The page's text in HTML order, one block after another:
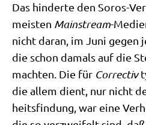
Das hin­der­te den Sor­os-
mei­sten Main­stream-
nicht dar­an, im Juni gegen
die schon damals auf die
mach­ten. Die für Cor­rec­tiv
die allem dient, nur nicht
heits­fin­dung, war eine